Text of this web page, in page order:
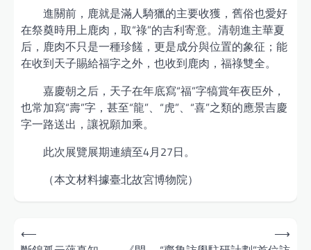
進關前，鹿就是滿人騎獵的主要收獲，舊俗也愛好
在祭奠時用上鹿肉，取“祿”的吉利寄意。清朝進主華夏
后，鹿肉不只是一種珍饈，更是成分與位置的象征；能
在收到天子賜給福字之外，也收到鹿肉，福祿雙全。
嘉慶朝之后，天子在年底寫“福”字犒賞年夜臣外，
也常加寫“壽”字，甚至“龍”、“虎”、“喜”之類的應景吉慶
字一路送出，讓祝願加乘。
此次展覽展期連續至4月27日。
（本文材料據臺北故宮博物院）
Post
⟵
⟶